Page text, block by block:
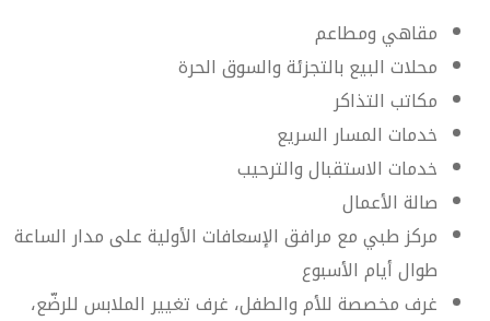
مقاهي ومطاعم
محلات البيع بالتجزئة والسوق الحرة
مكاتب التذاكر
خدمات المسار السريع
خدمات الاستقبال والترحيب
صالة الأعمال
مركز طبي مع مرافق الإسعافات الأولية على مدار الساعة
طوال أيام الأسبوع
غرف مخصصة للأم والطفل، غرف تغيير الملابس للرضّع،